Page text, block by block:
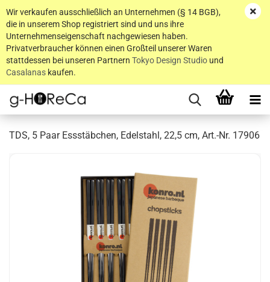
Wir verkaufen ausschließlich an Unternehmen (§ 14 BGB),
die in unserem Shop registriert sind und uns ihre
Unternehmenseigenschaft nachgewiesen haben.
Privatverbraucher können einen Großteil unserer Waren
stattdessen bei unseren Partnern Tokyo Design Studio und
Casalanas kaufen.
TDS, 5 Paar Essstäbchen, Edelstahl, 22,5 cm, Art.-Nr. 17906